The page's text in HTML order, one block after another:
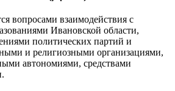
вопросами взаимодействия с
Ивановской области,
политических партий и
и религиозными организациями,
автономиями, средствами